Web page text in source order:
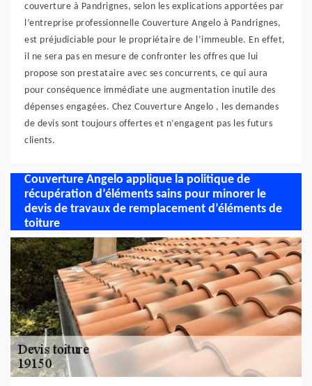
couverture à Pandrignes, selon les explications apportées par
l’entreprise professionnelle Couverture Angelo à Pandrignes,
est préjudiciable pour le propriétaire de l’immeuble. En effet,
il ne sera pas en mesure de confronter les offres que lui
propose son prestataire avec ses concurrents, ce qui aura
pour conséquence immédiate une augmentation inutile des
dépenses engagées. Chez Couverture Angelo , les demandes
de devis sont toujours offertes et n’engagent pas les futurs
clients.
Couverture Angelo applique la politique de
récupération d’éléments sains pour minorer le
devis de travaux de remplacement d’éléments de
toiture